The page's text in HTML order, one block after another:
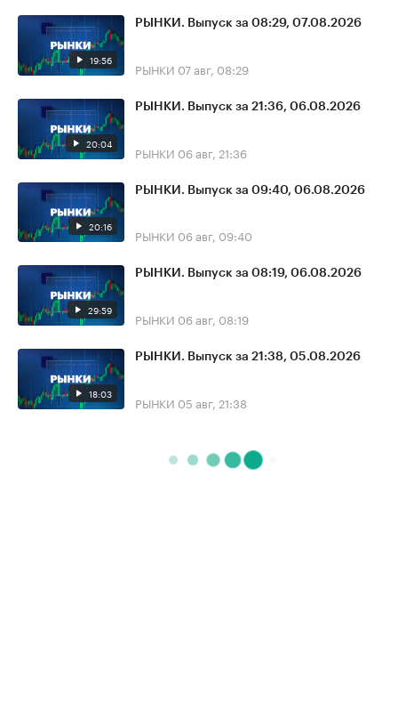
19:56
РЫНКИ. Выпуск за 08:29, 07.08.2026
РЫНКИ 07 авг, 08:29
20:04
РЫНКИ. Выпуск за 21:36, 06.08.2026
РЫНКИ 06 авг, 21:36
20:16
РЫНКИ. Выпуск за 09:40, 06.08.2026
РЫНКИ 06 авг, 09:40
29:59
РЫНКИ. Выпуск за 08:19, 06.08.2026
РЫНКИ 06 авг, 08:19
18:03
РЫНКИ. Выпуск за 21:38, 05.08.2026
РЫНКИ 05 авг, 21:38